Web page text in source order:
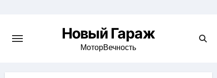
content
Новый Гараж
МоторВечность